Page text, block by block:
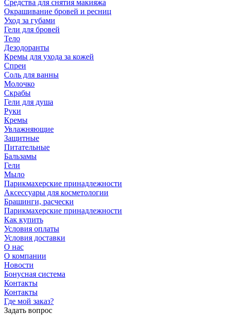
Средства для снятия макияжа
Окрашивание бровей и ресниц
Уход за губами
Гели для бровей
Тело
Дезодоранты
Кремы для ухода за кожей
Спреи
Соль для ванны
Молочко
Скрабы
Гели для душа
Руки
Кремы
Увлажняющие
Защитные
Питательные
Бальзамы
Гели
Мыло
Парикмахерские принадлежности
Аксессуары для косметологии
Брашинги, расчески
Парикмахерские принадлежности
Как купить
Условия оплаты
Условия доставки
О нас
О компании
Новости
Бонусная система
Контакты
Контакты
Где мой заказ?
Задать вопрос